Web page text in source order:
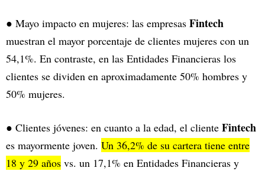
● Mayo impacto en mujeres: las empresas Fintech
muestran el mayor porcentaje de clientes mujeres con un
54,1%. En contraste, en las Entidades Financieras los
clientes se dividen en aproximadamente 50% hombres y
50% mujeres.
● Clientes jóvenes: en cuanto a la edad, el cliente Fintech
es mayormente joven. Un 36,2% de su cartera tiene entre
18 y 29 años vs. un 17,1% en Entidades Financieras y